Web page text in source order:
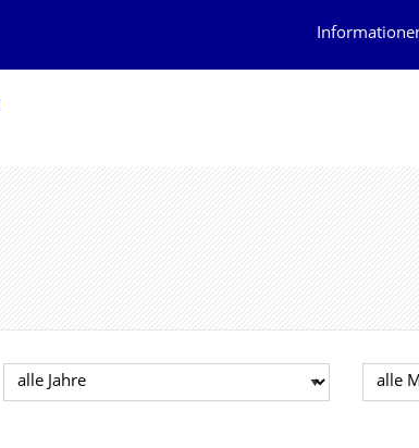
Jahr auswählen